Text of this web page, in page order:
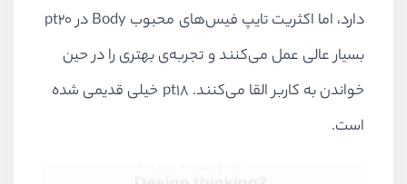
دارد، اما اکثریت تایپ فیس‌های محبوب Body در pt۲۰
بسیار عالی عمل می‌کنند و تجربه‌ی بهتری را در حین
خواندن به کاربر القا می‌کنند. pt۱۸ خیلی قدیمی شده
است.